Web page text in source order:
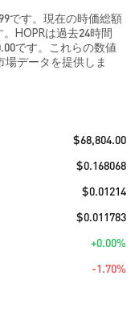
です。現在の時価総額
HOPRは過去24時間
です。これらの数値
データを提供しま
$68,804.00
$0.168068
$0.01214
$0.011783
+0.00%
-1.70%